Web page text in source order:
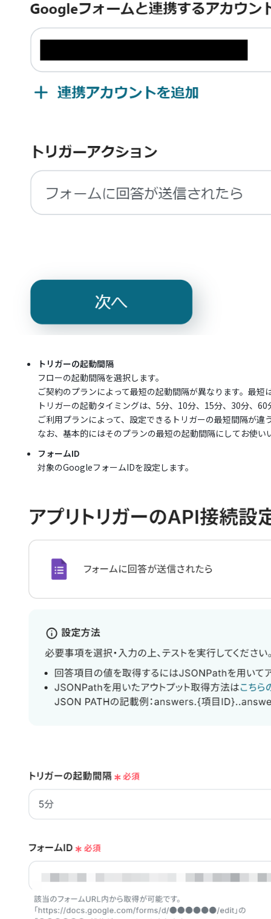
トリガーの起動間隔
フローの起動間隔を選択します。
ご契約のプランによって最短の起動間隔が異なります。最短
トリガーの起動タイミングは、5分、10分、15分、30分、
ご利用プランによって、設定できるトリガーの最短間隔が違
なお、基本的にはそのプランの最短の起動間隔にしてお使
フォームID
対象のGoogleフォームIDを設定します。